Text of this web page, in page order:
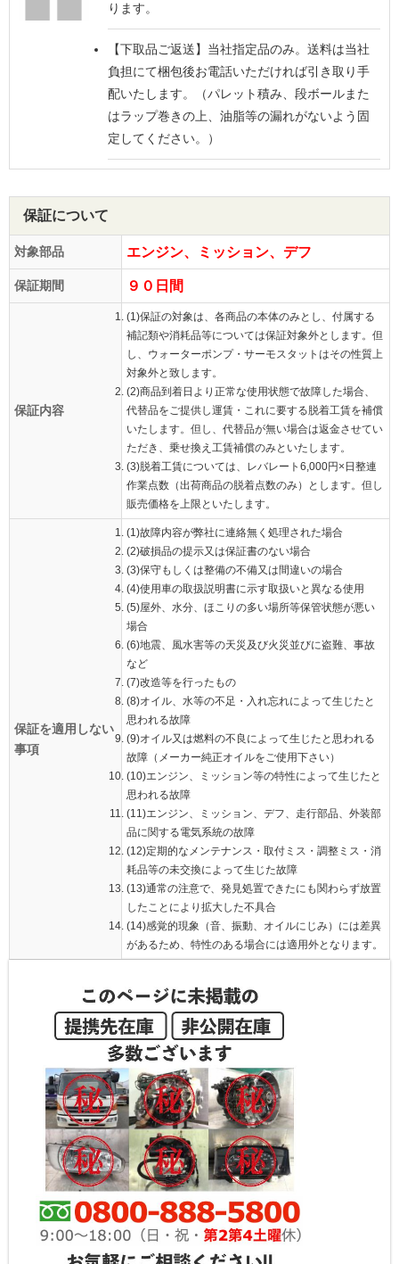
ります。
【下取品ご返送】 当社指定品のみ。送料は当社
負担にて梱包後お電話いただければ引き取り手
配いたします。（パレット積み、段ボールまた
はラップ巻きの上、油脂等の漏れがないよう固
定してください。）
保証について
対象部品 エンジン、ミッション、デフ
保証期間 ９０日間
保証内容
(1)保証の対象は、各商品の本体のみとし、付属する
補記類や消耗品等については保証対象外とします。但
し、ウォーターポンプ・サーモスタットはその性質上
対象外と致します。
(2)商品到着日より正常な使用状態で故障した場合、
代替品をご提供し運賃・これに要する脱着工賃を補償
いたします。但し、代替品が無い場合は返金させてい
ただき、乗せ換え工賃補償のみといたします。
(3)脱着工賃については、レバレート6,000円×日整連
作業点数（出荷商品の脱着点数のみ）とします。但し
販売価格を上限といたします。
保証を適用しない
事項
(1)故障内容が弊社に連絡無く処理された場合
(2)破損品の提示又は保証書のない場合
(3)保守もしくは整備の不備又は間違いの場合
(4)使用車の取扱説明書に示す取扱いと異なる使用
(5)屋外、水分、ほこりの多い場所等保管状態が悪い
場合
(6)地震、風水害等の天災及び火災並びに盗難、事故
など
(7)改造等を行ったもの
(8)オイル、水等の不足・入れ忘れによって生じたと
思われる故障
(9)オイル又は燃料の不良によって生じたと思われる
故障（メーカー純正オイルをご使用下さい）
(10)エンジン、ミッション等の特性によって生じたと
思われる故障
(11)エンジン、ミッション、デフ、走行部品、外装部
品に関する電気系統の故障
(12)定期的なメンテナンス・取付ミス・調整ミス・消
耗品等の未交換によって生じた故障
(13)通常の注意で、発見処置できたにも関わらず放置
したことにより拡大した不具合
(14)感覚的現象（音、振動、オイルにじみ）には差異
があるため、特性のある場合には適用外となります。